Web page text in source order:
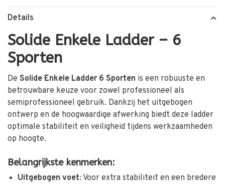
Details
Solide Enkele Ladder – 6
Sporten
De Solide Enkele Ladder 6 Sporten is een robuuste en
betrouwbare keuze voor zowel professioneel als
semiprofessioneel gebruik. Dankzij het uitgebogen
ontwerp en de hoogwaardige afwerking biedt deze ladder
optimale stabiliteit en veiligheid tijdens werkzaamheden
op hoogte.
Belangrijkste kenmerken:
Uitgebogen voet: Voor extra stabiliteit en een bredere